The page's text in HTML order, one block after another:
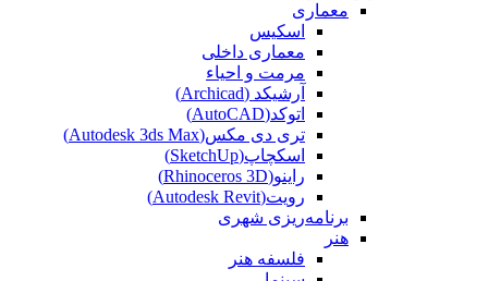
معماری
اسکیس
معماری داخلی
مرمت و احیاء
آرشیکد (Archicad)
اتوکد(AutoCAD)
تری دی مکس(Autodesk 3ds Max)
اسکچاپ(SketchUp)
راینو(Rhinoceros 3D)
رویت(Autodesk Revit)
برنامه‌ریزی شهری
هنر
فلسفه هنر